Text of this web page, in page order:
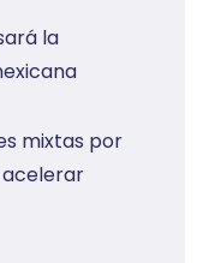
la
mixtas por
acelerar